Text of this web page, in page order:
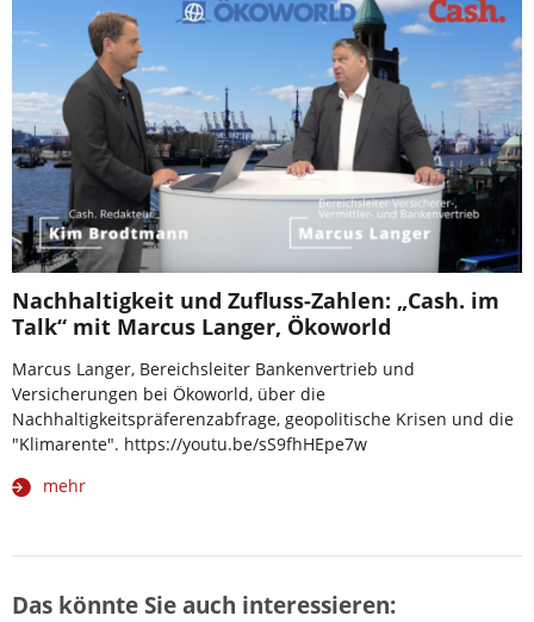
Nachhaltigkeit und Zufluss-Zahlen: „Cash. im
Talk“ mit Marcus Langer, Ökoworld
Marcus Langer, Bereichsleiter Bankenvertrieb und
Versicherungen bei Ökoworld, über die
Nachhaltigkeitspräferenzabfrage, geopolitische Krisen und die
"Klimarente". https://youtu.be/sS9fhHEpe7w
mehr
Das könnte Sie auch interessieren: